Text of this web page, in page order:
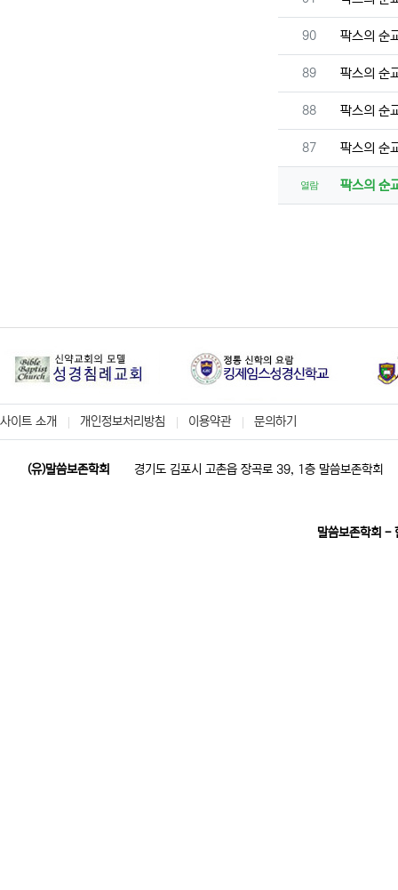
번호
90 팍스의 순
번호
89 팍스의 순
번호
88 팍스의 순
번호
87 팍스의 순
열람 팍스의 순
사이트 소개 개인정보처리방침 이용약관 문의하기
(유)말씀보존학회 경기도 김포시 고촌읍 장곡로 39, 1층 말씀보존학회
말씀보존학회 -